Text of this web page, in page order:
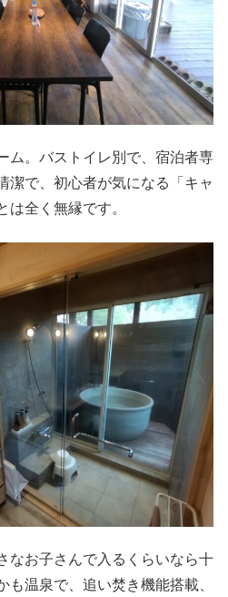
ム。バストイレ別で、宿泊者専
潔で、初心者が気になる「キャ
は全く無縁です。
なお子さんで入るくらいなら十
温泉で、追い焚き機能搭載、